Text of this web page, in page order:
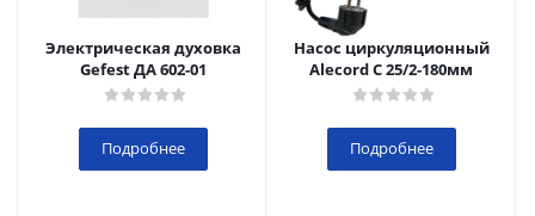
Электрическая духовка
Gefest ДА 602-01
Подробнее
Насос циркуляционный
Alecord C 25/2-180мм
Подробнее